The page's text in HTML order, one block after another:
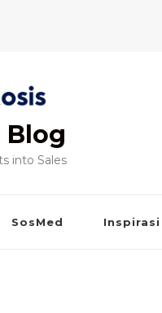
Blog
into Sales
SosMed Inspirasi